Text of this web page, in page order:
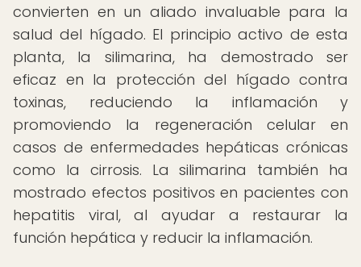
convierten en un aliado invaluable para la
salud del hígado. El principio activo de esta
planta, la silimarina, ha demostrado ser
eficaz en la protección del hígado contra
toxinas, reduciendo la inflamación y
promoviendo la regeneración celular en
casos de enfermedades hepáticas crónicas
como la cirrosis. La silimarina también ha
mostrado efectos positivos en pacientes con
hepatitis viral, al ayudar a restaurar la
función hepática y reducir la inflamación.